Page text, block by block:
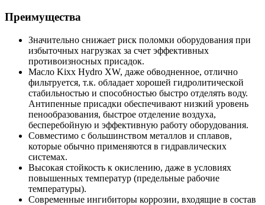
Преимущества
Значительно снижает риск поломки оборудования при
избыточных нагрузках за счет эффективных
противоизносных присадок.
Масло Kixx Hydro XW, даже обводненное, отлично
фильтруется, т.к. обладает хорошей гидролитической
стабильностью и способностью быстро отделять воду.
Антипенные присадки обеспечивают низкий уровень
пенообразования, быстрое отделение воздуха,
бесперебойную и эффективную работу оборудования.
Совместимо с большинством металлов и сплавов,
которые обычно применяются в гидравлических
системах.
Высокая стойкость к окислению, даже в условиях
повышенных температур (предельные рабочие
температуры).
Современные ингибиторы коррозии, входящие в состав